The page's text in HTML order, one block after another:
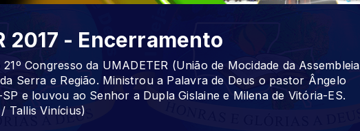
2017 - Encerramento
Congresso da UMADETER (União de Mocidade da Assembleia
Serra e Região. Ministrou a Palavra de Deus o pastor Ângelo
e louvou ao Senhor a Dupla Gislaine e Milena de Vitória-ES.
Tallis Vinícius)